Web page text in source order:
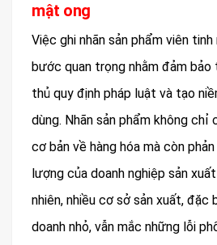
mật ong
Việc ghi nhãn sản phẩm viên
bước quan trọng nhằm đảm bảo
thủ quy định pháp luật và tạo
dùng. Nhãn sản phẩm không
cơ bản về hàng hóa mà còn
lượng của doanh nghiệp sản
nhiên, nhiều cơ sở sản xuất, đặc
doanh nhỏ, vẫn mắc những lỗi